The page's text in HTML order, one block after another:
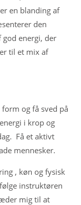
en blanding af
den
god energi, der
til et mix af
form og få sved på
i krop og
Få et aktivt
mennesker.
, køn og fysisk
instruktøren
mig til at